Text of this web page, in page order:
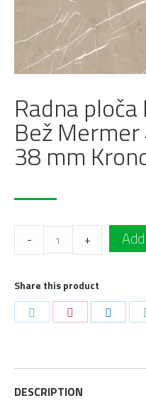
Radna
Bež
38 mm
ploča
SU
Pietra
4100
x
- +
Share this product
DESCRIPTION